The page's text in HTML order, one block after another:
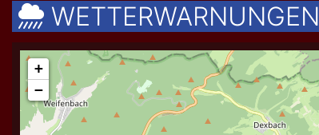
WETTERWARNUNGEN